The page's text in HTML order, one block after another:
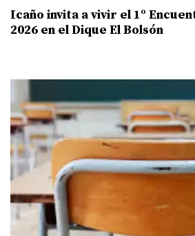
Icaño invita a vivir el 1º
2026 en el Dique El Bolsón